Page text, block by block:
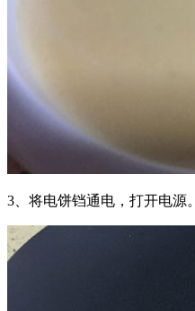
3、将电饼铛通电，打开电源。